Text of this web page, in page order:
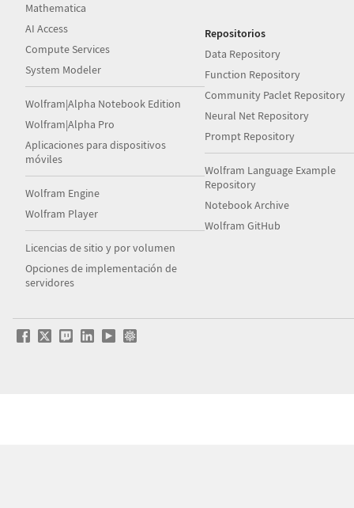
Mathematica
AI Access
Compute Services
System Modeler
Wolfram|Alpha Notebook Edition
Wolfram|Alpha Pro
Aplicaciones para dispositivos
móviles
Wolfram Engine
Wolfram Player
Licencias de sitio y por volumen
Opciones de implementación de
servidores
Repositorios
Data Repository
Function Repository
Community Paclet Repository
Neural Net Repository
Prompt Repository
Wolfram Language Example
Repository
Notebook Archive
Wolfram GitHub